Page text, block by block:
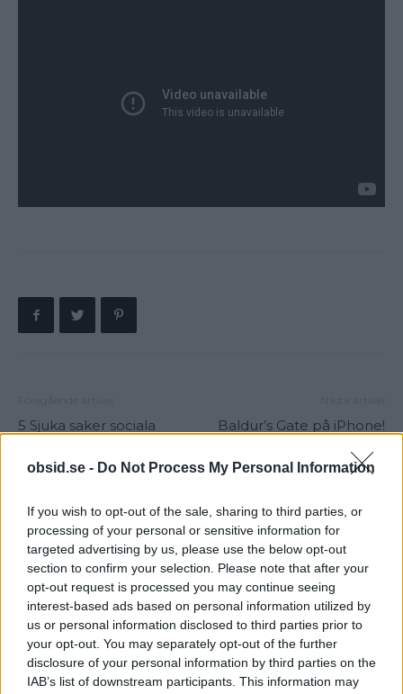
obsid.se - Do Not Process My Personal Information
If you wish to opt-out of the sale, sharing to third parties, or
processing of your personal or sensitive information for
targeted advertising by us, please use the below opt-out
section to confirm your selection. Please note that after your
opt-out request is processed you may continue seeing
interest-based ads based on personal information utilized by
us or personal information disclosed to third parties prior to
your opt-out. You may separately opt-out of the further
disclosure of your personal information by third parties on the
IAB’s list of downstream participants. This information may
5 Sjuka saker sociala
hjärna!
Baldur’s Gate på iPhone!
fickan
Sebastian
Allt från personlig utveckling till sköna sneakers är intressant!
Kvalitetstid för mig är en kall, ljus, amerikansk öl i solen på en